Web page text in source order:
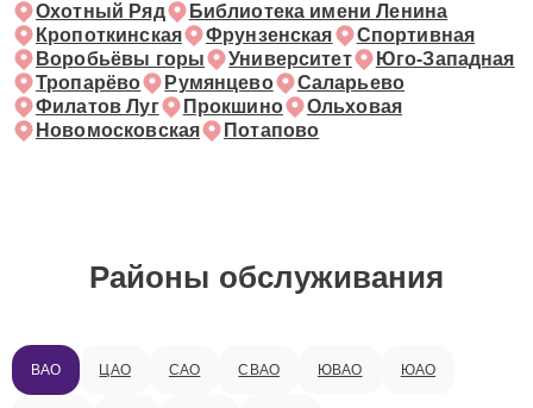
Охотный Ряд
Библиотека имени Ленина
Кропоткинская
Фрунзенская
Спортивная
Воробьёвы горы
Университет
Юго-Западная
Тропарёво
Румянцево
Саларьево
Филатов Луг
Прокшино
Ольховая
Новомосковская
Потапово
Районы обслуживания
ВАО ЦАО САО СВАО ЮВАО ЮАО